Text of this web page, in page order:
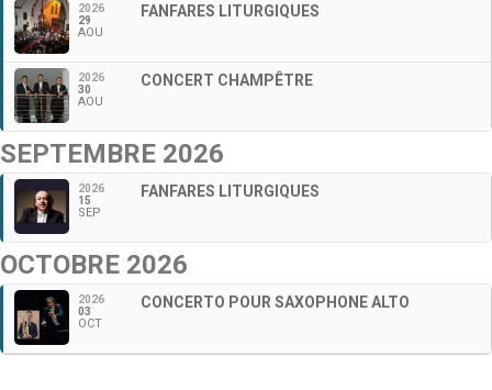
2026
29
AOU
FANFARES LITURGIQUES
2026
30
AOU
CONCERT CHAMPÊTRE
SEPTEMBRE 2026
2026
15
SEP
FANFARES LITURGIQUES
OCTOBRE 2026
2026
03
OCT
CONCERTO POUR SAXOPHONE ALTO